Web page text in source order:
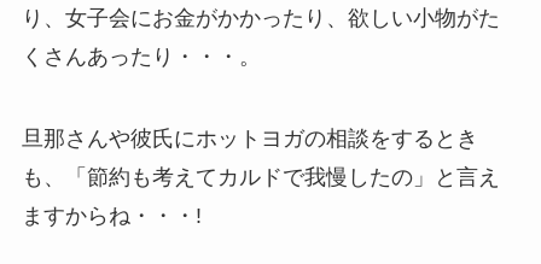
り、女子会にお金がかかったり、欲しい小物がた
くさんあったり・・・。
旦那さんや彼氏にホットヨガの相談をするとき
も、「節約も考えてカルドで我慢したの」と言え
ますからね・・・!